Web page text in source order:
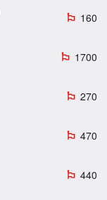
emoji_flags 160
emoji_flags 1700
emoji_flags 270
emoji_flags 470
emoji_flags 440